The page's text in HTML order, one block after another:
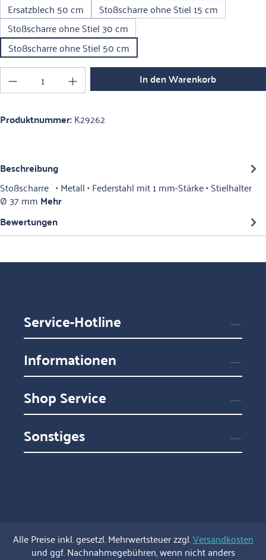
Ersatzblech 50 cm
Stoßscharre ohne Stiel 15 cm
Stoßscharre ohne Stiel 30 cm
Stoßscharre ohne Stiel 50 cm
Produkt Anzahl: Gib den gewünschten Wert
In den Warenkorb
Produktnummer:K29262
Beschreibung
Stoßscharre • Metall • Federstahl mit 1 mm-Stärke • Stielhalter
Ø 37 mm Mehr
Bewertungen
Service-Hotline
Informationen
Shop Service
Sonstiges
Alle Preise inkl. gesetzl. Mehrwertsteuer zzgl.Versandkosten
und ggf. Nachnahmegebühren, wenn nicht anders